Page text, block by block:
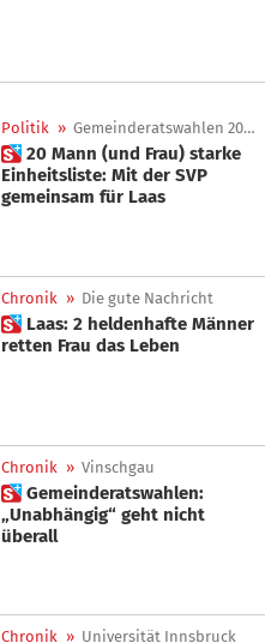
Politik » Gemeinderatswahlen 2025
 20 Mann (und Frau) starke
Einheitsliste: Mit der SVP
gemeinsam für Laas
Chronik » Die gute Nachricht
 Laas: 2 heldenhafte Männer
retten Frau das Leben
Chronik » Vinschgau
 Gemeinderatswahlen:
„Unabhängig“ geht nicht
überall
Chronik » Universität Innsbruck